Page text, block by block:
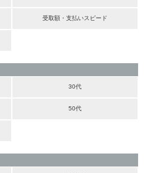
受取額・支払いスピード
30代
50代